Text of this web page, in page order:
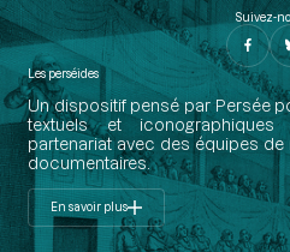
Suivez-
Les perséides
Un dispositif pensé par Persée
textuels et
partenariat avec des équipes
documentaires.
En savoir plus